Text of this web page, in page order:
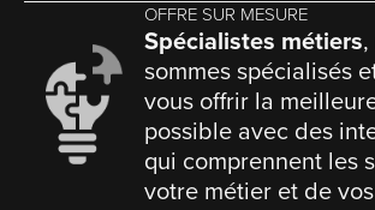
OFFRE SUR MESURE
Spécialistes métiers
sommes spécialisés
vous offrir la
possible avec des
qui comprennent les
votre métier et de